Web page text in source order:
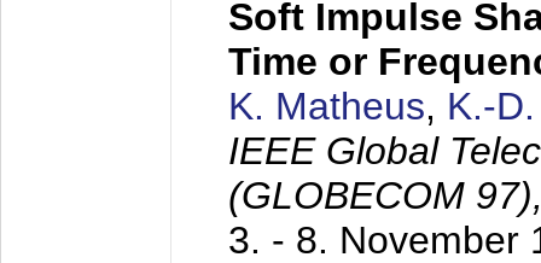
Soft Impulse
Time or
K. Matheus, K.-
IEEE Global
(GLOBECOM
3. - 8. November